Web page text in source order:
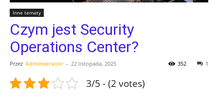
Inne tematy
Czym jest Security
Operations Center?
Przez Administrator - 22 listopada, 2025 1
352
3/5 - (2 votes)